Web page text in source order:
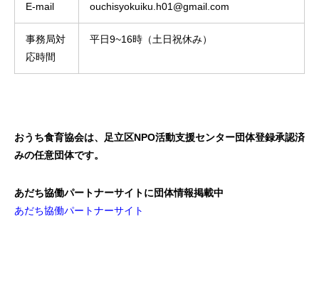
E-mail ouchisyokuiku.h01@gmail.com
事務局対
応時間
平日9~16時（土日祝休み）
おうち食育協会は、足立区NPO活動支援センター団体登録承認済
みの任意団体です。
あだち協働パートナーサイトに団体情報掲載中
あだち協働パートナーサイト